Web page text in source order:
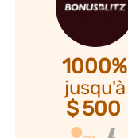
1000%
jusqu'à
$500